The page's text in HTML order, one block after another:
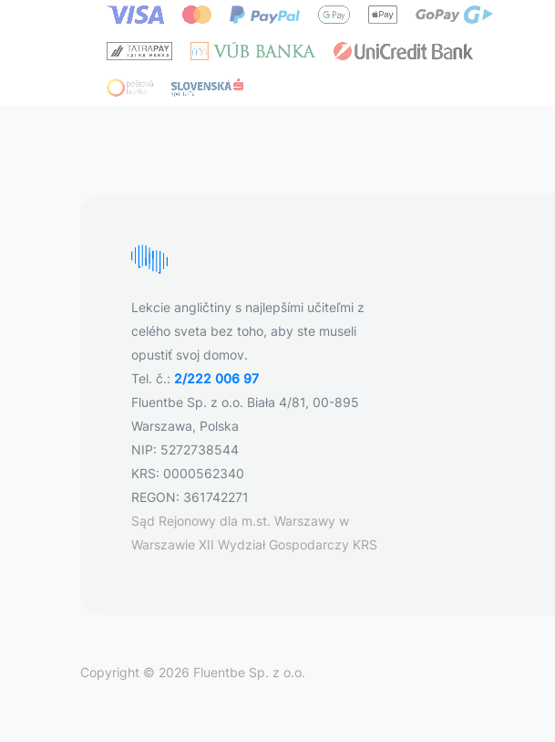
Lekcie angličtiny s najlepšími učiteľmi z
celého sveta bez toho, aby ste museli
opustiť svoj domov.
Tel. č.: 2/222 006 97
Fluentbe Sp. z o.o. Biała 4/81, 00-895
Warszawa, Polska
NIP: 5272738544
KRS: 0000562340
REGON: 361742271
Sąd Rejonowy dla m.st. Warszawy w
Warszawie XII Wydział Gospodarczy KRS
Copyright © 2026 Fluentbe Sp. z o.o.